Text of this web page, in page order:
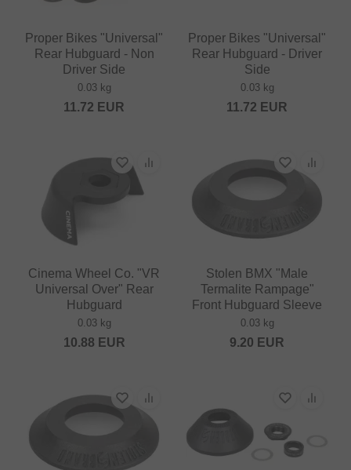
Proper Bikes "Universal"
Rear Hubguard - Non
Driver Side
0.03 kg
11.72 EUR
Proper Bikes "Universal"
Rear Hubguard - Driver
Side
0.03 kg
11.72 EUR
Cinema Wheel Co. "VR
Universal Over" Rear
Hubguard
0.03 kg
10.88 EUR
Stolen BMX "Male
Termalite Rampage"
Front Hubguard Sleeve
0.03 kg
9.20 EUR